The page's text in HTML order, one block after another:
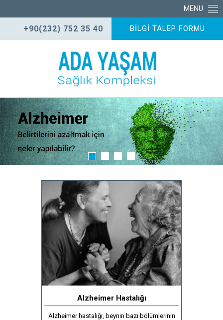
MENU
+90(232) 752 35 40 BİLGİ TALEP FORMU
Alzheimer Hastalığı
Alzheimer hastalığı, beynin bazı bölümlerinin